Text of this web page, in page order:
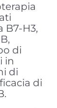
B7-H3,
di
in
di
di